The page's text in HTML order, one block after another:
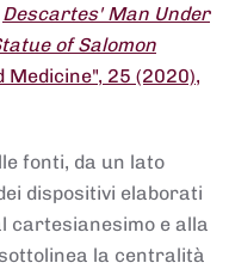
Descartes' Man Under
of Salomon
Medicine", 25 (2020),
fonti, da un lato
dispositivi elaborati
cartesianesimo e alla
la centralità